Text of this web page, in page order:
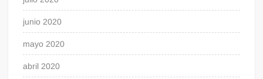
junio 2020
mayo 2020
abril 2020